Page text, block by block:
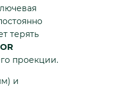
терять
проекции.
и